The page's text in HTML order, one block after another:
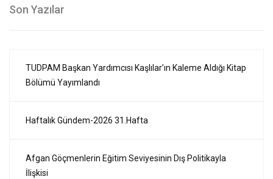
Son Yazılar
TUDPAM Başkan Yardımcısı Kaşlılar’ın Kaleme Aldığı Kitap
Bölümü Yayımlandı
Haftalık Gündem-2026 31.Hafta
Afgan Göçmenlerin Eğitim Seviyesinin Dış Politikayla
İlişkisi